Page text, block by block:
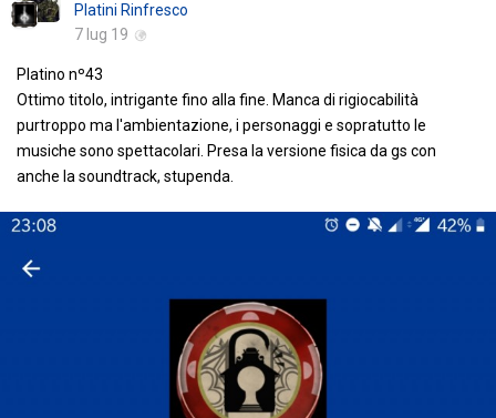
Platini Rinfresco
7 lug 19
Platino nº43
Ottimo titolo, intrigante fino alla fine. Manca di rigiocabilità
purtroppo ma l'ambientazione, i personaggi e sopratutto le
musiche sono spettacolari. Presa la versione fisica da gs con
anche la soundtrack, stupenda.